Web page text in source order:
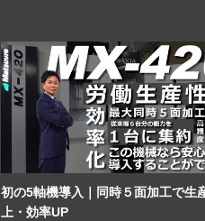
初の5軸機導入｜同時５面加工で生
上・効率UP